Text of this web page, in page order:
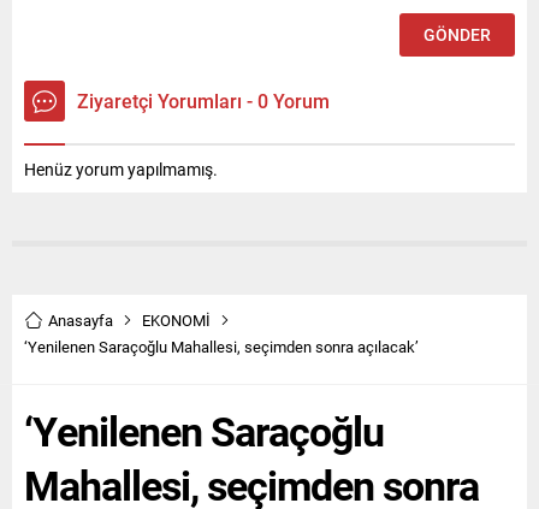
Ziyaretçi Yorumları - 0 Yorum
Henüz yorum yapılmamış.
Anasayfa
EKONOMİ
‘Yenilenen Saraçoğlu Mahallesi, seçimden sonra açılacak’
‘Yenilenen Saraçoğlu
Mahallesi, seçimden sonra